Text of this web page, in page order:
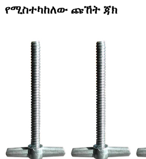
የሚስተካከለው ጩኸት ጃክ